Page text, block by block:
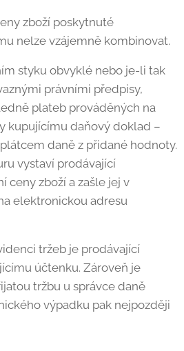
zboží poskytnuté
nelze vzájemně kombinovat.
styku obvyklé nebo je-li tak
právními předpisy,
plateb prováděných na
kupujícímu daňový doklad –
daně z přidané hodnoty.
vystaví prodávající
ceny zboží a zašle jej v
elektronickou adresu
tržeb je prodávající
účtenku. Zároveň je
tržbu u správce daně
výpadku pak nejpozději